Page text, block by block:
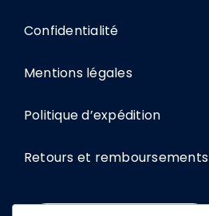
Confidentialité
Mentions légales
Politique d’expédition
Retours et remboursements